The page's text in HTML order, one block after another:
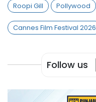
Roopi Gill Pollywood
Cannes Film Festival 2026
Follow us